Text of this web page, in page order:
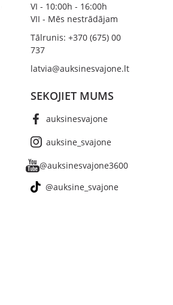
VI - 10:00h - 16:00h
VII - Mēs nestrādājam
Tālrunis: +370 (675) 00
737
latvia@auksinesvajone.lt
SEKOJIET MUMS
auksinesvajone
auksine_svajone
@auksinesvajone3600
@auksine_svajone